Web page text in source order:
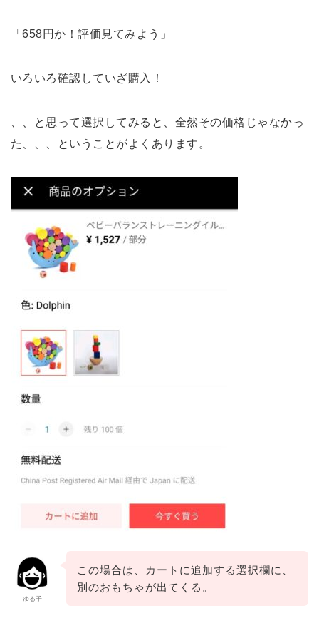
「658円か！評価見てみよう」
いろいろ確認していざ購入！
、、と思って選択してみると、全然その価格じゃなかっ
た、、、ということがよくあります。
ゆる子
この場合は、カートに追加する選択欄に、
別のおもちゃが出てくる。